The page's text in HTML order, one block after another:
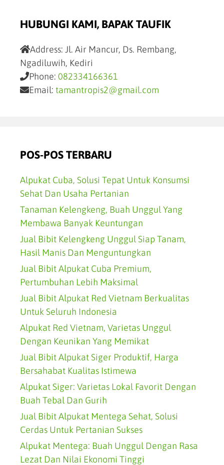
HUBUNGI KAMI, BAPAK TAUFIK
Address: Jl. Air Mancur, Ds. Rembang,
Ngadiluwih, Kediri
Phone: 082334166361
Email: tamantropis2@gmail.com
POS-POS TERBARU
Alpukat Cuba, Solusi Tepat Untuk Konsumsi
Sehat Dan Usaha Pertanian
Tanaman Kelengkeng, Buah Unggul Yang
Membawa Banyak Keuntungan
Jual Bibit Kelengkeng Unggul Siap Tanam,
Hasil Manis Dan Menguntungkan
Jual Bibit Alpukat Cuba Premium,
Pertumbuhan Lebih Maksimal
Jual Bibit Alpukat Red Vietnam Berkualitas
Untuk Seluruh Indonesia
Alpukat Red Vietnam, Varietas Unggul
Dengan Keunikan Yang Memikat
Jual Bibit Alpukat Siger Produktif, Harga
Bersahabat Kualitas Istimewa
Alpukat Siger: Varietas Lokal Favorit Dengan
Buah Tebal Dan Gurih
Jual Bibit Alpukat Mentega Sehat, Solusi
Cerdas Untuk Pertanian Sukses
Alpukat Mentega: Buah Unggul Dengan Rasa
Lezat Dan Nilai Ekonomi Tinggi